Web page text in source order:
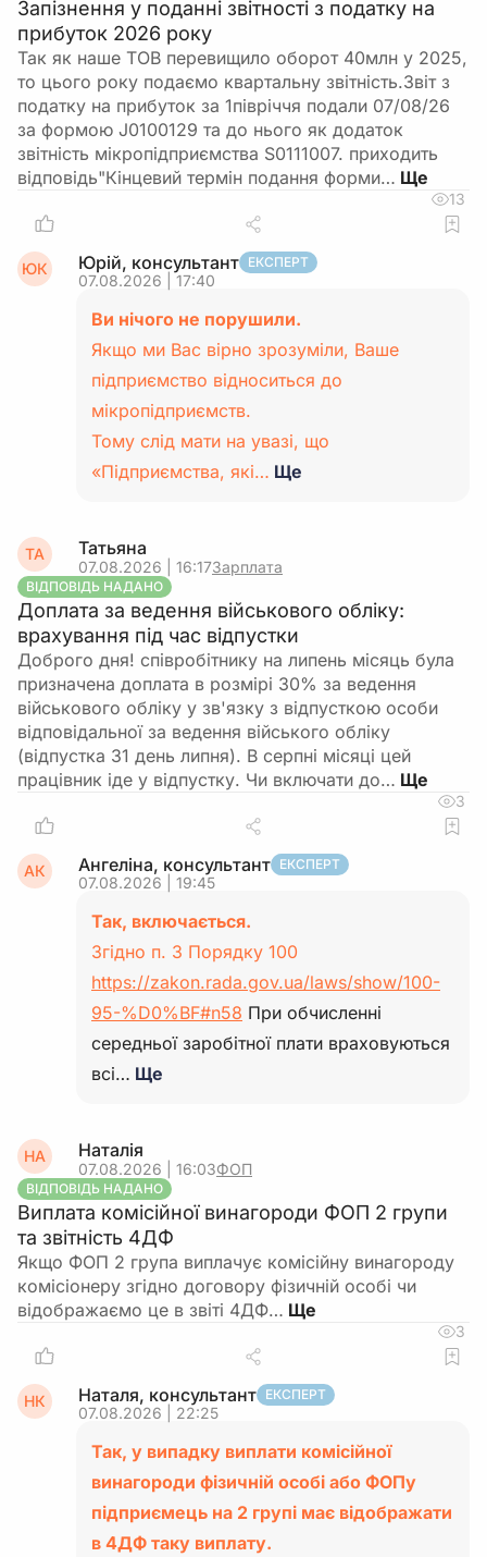
Запізнення у поданні звітності з податку на
прибуток 2026 року
Так як наше ТОВ перевищило оборот 40млн у 2025,
то цього року подаємо квартальну звітність.Звіт з
податку на прибуток за 1півріччя подали 07/08/26
за формою J0100129 та до нього як додаток
звітність мікропідприємства S0111007. приходить
відповідь"Кінцевий термін подання форми…
13
ЮК Юрій, консультант ЕКСПЕРТ
07.08.2026 | 17:40
Ви нічого не порушили.
Якщо ми Вас вірно зрозуміли, Ваше
підприємство відноситься до
мікропідприємств.
Тому слід мати на увазі, що
«Підприємства, які… Ще
ТА Татьяна
07.08.2026 | 16:17Зарплата
ВІДПОВІДЬ НАДАНО
Доплата за ведення військового обліку:
врахування під час відпустки
Доброго дня! співробітнику на липень місяць була
призначена доплата в розмірі 30% за ведення
військового обліку у зв'язку з відпусткою особи
відповідальної за ведення війського обліку
(відпустка 31 день липня). В серпні місяці цей
працівник іде у відпустку. Чи включати до…
3
АК Ангеліна, консультант ЕКСПЕРТ
07.08.2026 | 19:45
Так, включається.
Згідно п. 3 Порядку 100
https://zakon.rada.gov.ua/laws/show/100-
95-%D0%BF#n58 При обчисленні
середньої заробітної плати враховуються
всі… Ще
НА Наталія
07.08.2026 | 16:03ФОП
ВІДПОВІДЬ НАДАНО
Виплата комісійної винагороди ФОП 2 групи
та звітність 4ДФ
Якщо ФОП 2 група виплачує комісійну винагороду
комісіонеру згідно договору фізичній особі чи
відображаємо це в звіті 4ДФ…
3
НК Наталя, консультант ЕКСПЕРТ
07.08.2026 | 22:25
Так, у випадку виплати комісійної
винагороди фізичній особі або ФОПу
підприємець на 2 групі має відображати
в 4ДФ таку виплату.